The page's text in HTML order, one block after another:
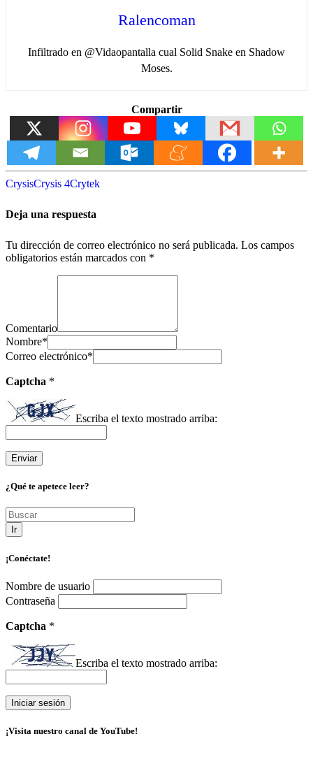
Ralencoman
Infiltrado en @Vidaopantalla cual Solid Snake en Shadow
Moses.
Compartir
CrysisCrysis 4Crytek
Deja una respuesta
Tu dirección de correo electrónico no será publicada. Los campos
obligatorios están marcados con *
Comentario
Nombre*
Correo electrónico*
Captcha *
Escriba el texto mostrado arriba:
¿Qué te apetece leer?
Ir
¡Conéctate!
Nombre de usuario
Contraseña
Captcha *
Escriba el texto mostrado arriba:
¡Visita nuestro canal de YouTube!